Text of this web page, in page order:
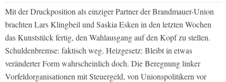
Mit der Druckposition als einziger Partner der Brandmauer-Union
brachten Lars Klingbeil und Saskia Esken in den letzten Wochen
das Kunststück fertig, den Wahlausgang auf den Kopf zu stellen.
Schuldenbremse: faktisch weg. Heizgesetz: Bleibt in etwas
veränderter Form wahrscheinlich doch. Die Beregnung linker
Vorfeldorganisationen mit Steuergeld, von Unionspolitikern vor